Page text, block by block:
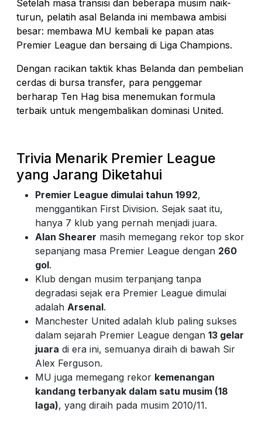
Setelah masa transisi dan beberapa musim naik-
turun, pelatih asal Belanda ini membawa ambisi
besar: membawa MU kembali ke papan atas
Premier League dan bersaing di Liga Champions.
Dengan racikan taktik khas Belanda dan pembelian
cerdas di bursa transfer, para penggemar
berharap Ten Hag bisa menemukan formula
terbaik untuk mengembalikan dominasi United.
Trivia Menarik Premier League
yang Jarang Diketahui
Premier League dimulai tahun 1992,
menggantikan First Division. Sejak saat itu,
hanya 7 klub yang pernah menjadi juara.
Alan Shearer masih memegang rekor top skor
sepanjang masa Premier League dengan 260
gol.
Klub dengan musim terpanjang tanpa
degradasi sejak era Premier League dimulai
adalah Arsenal.
Manchester United adalah klub paling sukses
dalam sejarah Premier League dengan 13 gelar
juara di era ini, semuanya diraih di bawah Sir
Alex Ferguson.
MU juga memegang rekor kemenangan
kandang terbanyak dalam satu musim (18
laga), yang diraih pada musim 2010/11.